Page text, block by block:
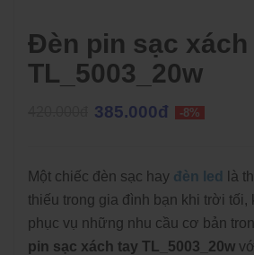
Đèn pin sạc xách
TL_5003_20w
385.000đ -8%
Một chiếc đèn sạc hay đèn led
là
thiếu trong gia đình bạn khi trời tối,
phục vụ những nhu cầu cơ bản
pin sạc xách tay TL_5003_20w